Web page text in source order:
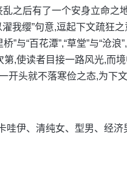
之后有了一个安身立命之
我缨”句意,逗起下文疏狂之
”与“百花潭”,“草堂”与“沧
,使读者目接一路风光,而
开头就不落寒俭之态,为下
伊、清纯女、型男、经济